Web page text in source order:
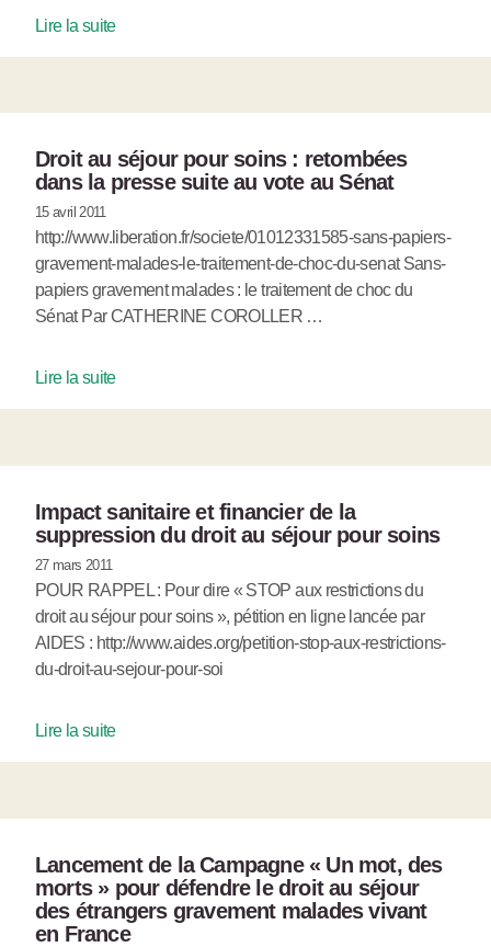
Lire la suite
Droit au séjour pour soins : retombées
dans la presse suite au vote au Sénat
15 avril 2011
http://www.liberation.fr/societe/01012331585-sans-papiers-
gravement-malades-le-traitement-de-choc-du-senat Sans-
papiers gravement malades : le traitement de choc du
Sénat Par CATHERINE COROLLER …
Lire la suite
Impact sanitaire et financier de la
suppression du droit au séjour pour soins
27 mars 2011
POUR RAPPEL : Pour dire « STOP aux restrictions du
droit au séjour pour soins », pétition en ligne lancée par
AIDES : http://www.aides.org/petition-stop-aux-restrictions-
du-droit-au-sejour-pour-soi
Lire la suite
Lancement de la Campagne « Un mot, des
morts » pour défendre le droit au séjour
des étrangers gravement malades vivant
en France